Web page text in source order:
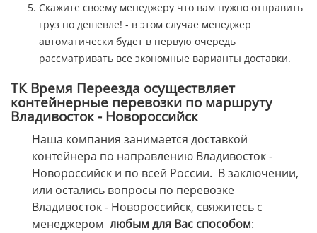
Скажите своему менеджеру что вам нужно отправить
груз по дешевле! - в этом случае менеджер
автоматически будет в первую очередь
рассматривать все экономные варианты доставки.
ТК Время Переезда осуществляет
контейнерные перевозки по маршруту
Владивосток - Новороссийск
Наша компания занимается доставкой
контейнера по направлению Владивосток -
Новороссийск и по всей России. В заключении,
или остались вопросы по перевозке
Владивосток - Новороссийск, свяжитесь с
менеджером любым для Вас способом: